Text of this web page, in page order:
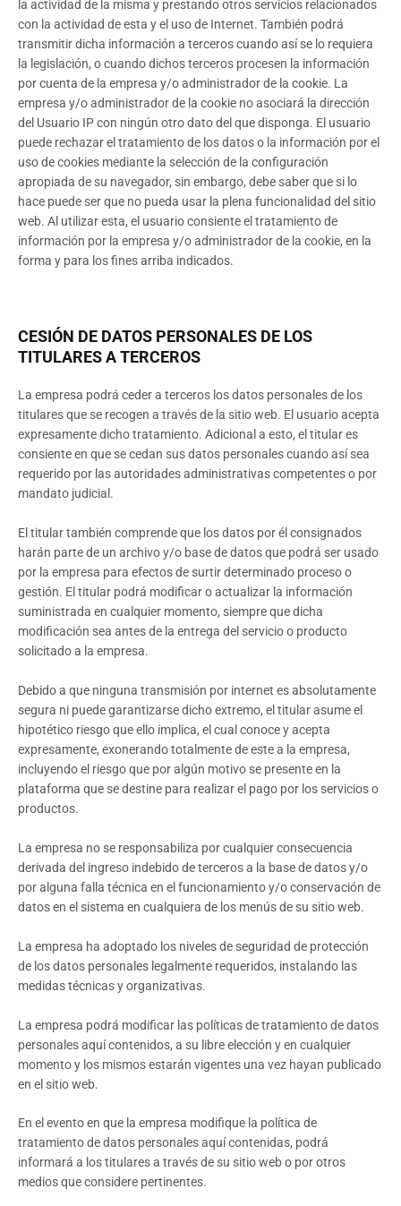
la actividad de la misma y prestando otros servicios relacionados
con la actividad de esta y el uso de Internet. También podrá
transmitir dicha información a terceros cuando así se lo requiera
la legislación, o cuando dichos terceros procesen la información
por cuenta de la empresa y/o administrador de la cookie. La
empresa y/o administrador de la cookie no asociará la dirección
del Usuario IP con ningún otro dato del que disponga. El usuario
puede rechazar el tratamiento de los datos o la información por el
uso de cookies mediante la selección de la configuración
apropiada de su navegador, sin embargo, debe saber que si lo
hace puede ser que no pueda usar la plena funcionalidad del sitio
web. Al utilizar esta, el usuario consiente el tratamiento de
información por la empresa y/o administrador de la cookie, en la
forma y para los fines arriba indicados.
CESIÓN DE DATOS PERSONALES DE LOS
TITULARES A TERCEROS
La empresa podrá ceder a terceros los datos personales de los
titulares que se recogen a través de la sitio web. El usuario acepta
expresamente dicho tratamiento. Adicional a esto, el titular es
consiente en que se cedan sus datos personales cuando así sea
requerido por las autoridades administrativas competentes o por
mandato judicial.
El titular también comprende que los datos por él consignados
harán parte de un archivo y/o base de datos que podrá ser usado
por la empresa para efectos de surtir determinado proceso o
gestión. El titular podrá modificar o actualizar la información
suministrada en cualquier momento, siempre que dicha
modificación sea antes de la entrega del servicio o producto
solicitado a la empresa.
Debido a que ninguna transmisión por internet es absolutamente
segura ni puede garantizarse dicho extremo, el titular asume el
hipotético riesgo que ello implica, el cual conoce y acepta
expresamente, exonerando totalmente de este a la empresa,
incluyendo el riesgo que por algún motivo se presente en la
plataforma que se destine para realizar el pago por los servicios o
productos.
La empresa no se responsabiliza por cualquier consecuencia
derivada del ingreso indebido de terceros a la base de datos y/o
por alguna falla técnica en el funcionamiento y/o conservación de
datos en el sistema en cualquiera de los menús de su sitio web.
La empresa ha adoptado los niveles de seguridad de protección
de los datos personales legalmente requeridos, instalando las
medidas técnicas y organizativas.
La empresa podrá modificar las políticas de tratamiento de datos
personales aquí contenidos, a su libre elección y en cualquier
momento y los mismos estarán vigentes una vez hayan publicado
en el sitio web.
En el evento en que la empresa modifique la política de
tratamiento de datos personales aquí contenidas, podrá
informará a los titulares a través de su sitio web o por otros
medios que considere pertinentes.